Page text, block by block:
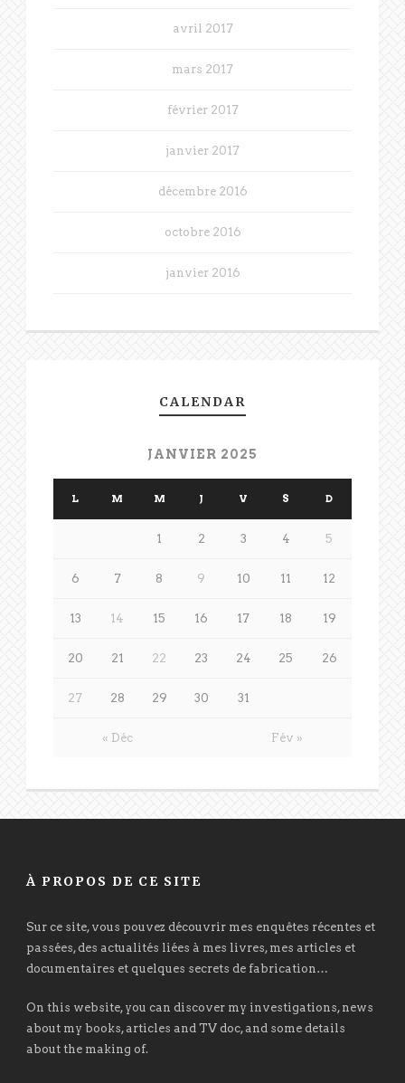
avril 2017
mars 2017
février 2017
janvier 2017
décembre 2016
octobre 2016
janvier 2016
CALENDAR
JANVIER 2025
L M M J V S D
« Déc Fév »
1 2 3 4 5
6 7 8 9 10 11 12
13 14 15 16 17 18 19
20 21 22 23 24 25 26
27 28 29 30 31
À PROPOS DE CE SITE
Sur ce site, vous pouvez découvrir mes enquêtes récentes et
passées, des actualités liées à mes livres, mes articles et
documentaires et quelques secrets de fabrication…
On this website, you can discover my investigations, news
about my books, articles and TV doc, and some details
about the making of.